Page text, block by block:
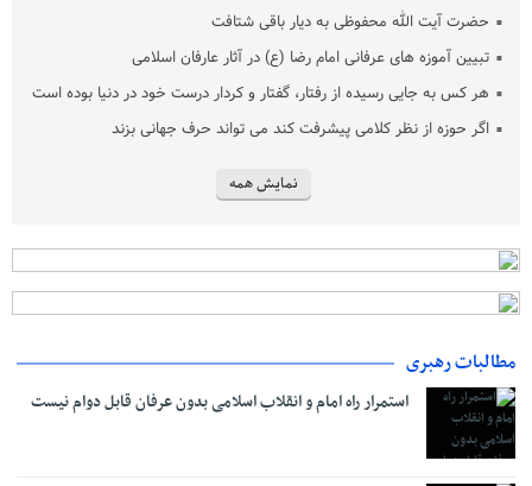
حضرت آیت الله محفوظی به دیار باقی شتافت
تبیین آموزه‌ های عرفانی امام رضا (ع) در آثار عارفان اسلامی
هر کس به جایی رسیده از رفتار، گفتار و کردار درست خود در دنیا بوده است
اگر حوزه از نظر کلامی پیشرفت کند می تواند حرف جهانی بزند
نمایش همه
مطالبات رهبری
استمرار راه امام و انقلاب اسلامی بدون عرفان قابل دوام نیست